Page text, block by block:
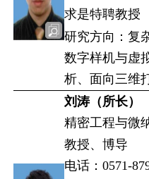
求是特聘教授
研究方向：复
数字样机与虚
析、面向三维
刘涛（所长）
精密工程与微
教授、博导
电话：0571-